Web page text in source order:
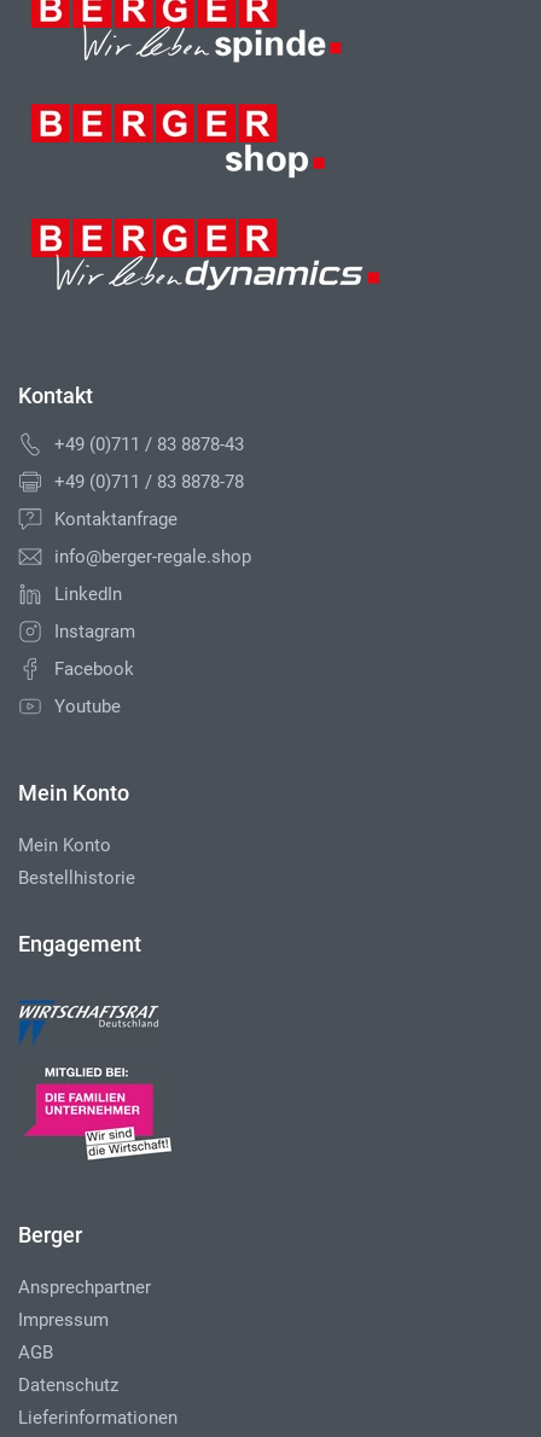
Kontakt
+49 (0)711 / 83 8878-43
+49 (0)711 / 83 8878-78
Kontaktanfrage
info@berger-regale.shop
LinkedIn
Instagram
Facebook
Youtube
Mein Konto
Mein Konto
Bestellhistorie
Engagement
Berger
Ansprechpartner
Impressum
AGB
Datenschutz
Lieferinformationen